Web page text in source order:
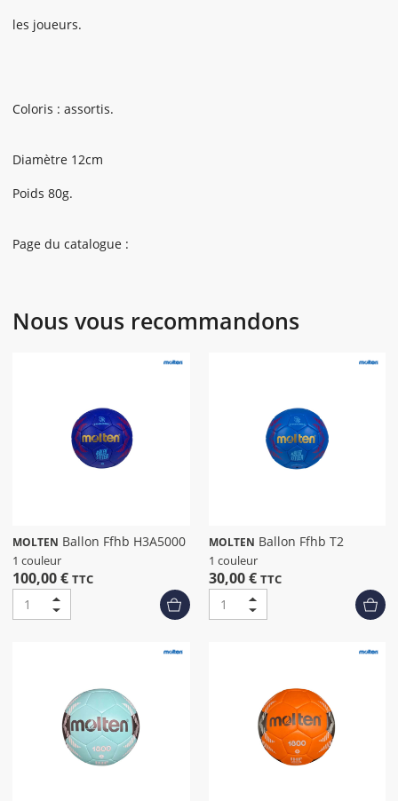
les joueurs.
Coloris : assortis.
Diamètre 12cm
Poids 80g.
Page du catalogue :
Nous vous recommandons
MOLTEN Ballon Ffhb H3A5000
1 couleur
100,00 € TTC
MOLTEN Ballon Ffhb T2
1 couleur
30,00 € TTC